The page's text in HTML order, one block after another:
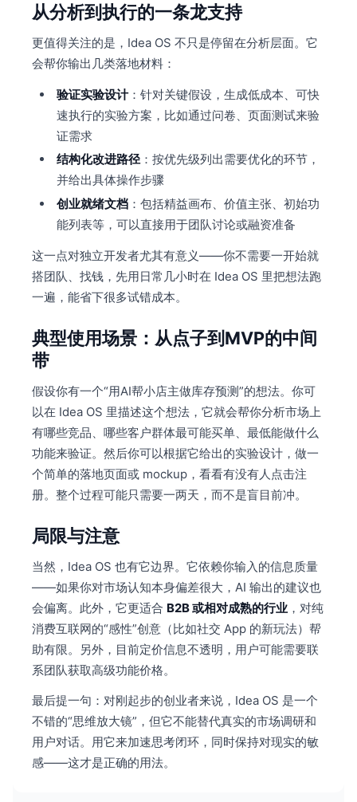
从分析到执行的一条龙支持
更值得关注的是，Idea OS 不只是停留在分析层面。它
会帮你输出几类落地材料：
验证实验设计：针对关键假设，生成低成本、可快
速执行的实验方案，比如通过问卷、页面测试来验
证需求
结构化改进路径：按优先级列出需要优化的环节，
并给出具体操作步骤
创业就绪文档：包括精益画布、价值主张、初始功
能列表等，可以直接用于团队讨论或融资准备
这一点对独立开发者尤其有意义——你不需要一开始就
搭团队、找钱，先用日常几小时在 Idea OS 里把想法跑
一遍，能省下很多试错成本。
典型使用场景：从点子到MVP的中间
带
假设你有一个“用AI帮小店主做库存预测”的想法。你可
以在 Idea OS 里描述这个想法，它就会帮你分析市场上
有哪些竞品、哪些客户群体最可能买单、最低能做什么
功能来验证。然后你可以根据它给出的实验设计，做一
个简单的落地页面或 mockup，看看有没有人点击注
册。整个过程可能只需要一两天，而不是盲目前冲。
局限与注意
当然，Idea OS 也有它边界。它依赖你输入的信息质量
——如果你对市场认知本身偏差很大，AI 输出的建议也
会偏离。此外，它更适合 B2B 或相对成熟的行业 ，对纯
消费互联网的“感性”创意（比如社交 App 的新玩法）帮
助有限。另外，目前定价信息不透明，用户可能需要联
系团队获取高级功能价格。
最后提一句：对刚起步的创业者来说，Idea OS 是一个
不错的“思维放大镜”，但它不能替代真实的市场调研和
用户对话。用它来加速思考闭环，同时保持对现实的敏
感——这才是正确的用法。